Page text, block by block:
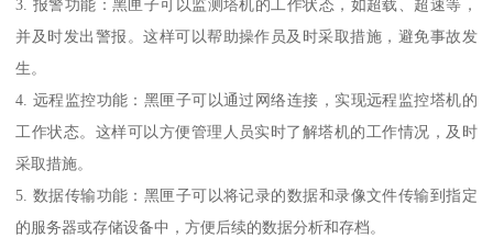
3. 报警功能：黑匣子可以监测塔机的工作状态，如超载、超速等，
并及时发出警报。这样可以帮助操作员及时采取措施，避免事故发
生。
4. 远程监控功能：黑匣子可以通过网络连接，实现远程监控塔机的
工作状态。这样可以方便管理人员实时了解塔机的工作情况，及时
采取措施。
5. 数据传输功能：黑匣子可以将记录的数据和录像文件传输到指定
的服务器或存储设备中，方便后续的数据分析和存档。